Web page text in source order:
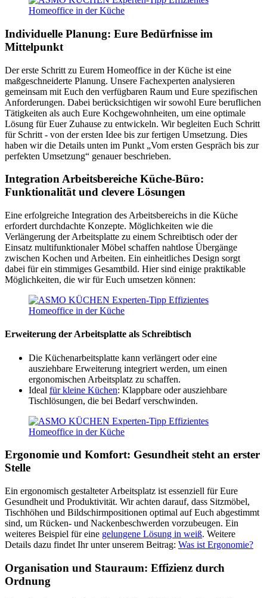
Individuelle Planung: Eure Bedürfnisse im
Mittelpunkt
Der erste Schritt zu Eurem Homeoffice in der Küche ist eine
maßgeschneiderte Planung. Unsere Fachexperten analysieren
gemeinsam mit Euch den verfügbaren Raum und Eure spezifischen
Anforderungen. Dabei berücksichtigen wir sowohl Eure beruflichen
Tätigkeiten als auch Eure Kochgewohnheiten, um eine optimale
Lösung für Euer Zuhause zu entwickeln. Wir begleiten Euch Schritt
für Schritt - von der ersten Idee bis zur fertigen Umsetzung. Dies
haben wir die Details unten im Punkt „Vom ersten Gespräch bis zur
perfekten Umsetzung“ genauer beschrieben.
Integration Arbeitsbereiche Küche-Büro:
Funktionalität und clevere Lösungen
Eine erfolgreiche Integration des Arbeitsbereichs in die Küche
erfordert durchdachte Konzepte. Möglichkeiten wie die
Verlängerung der Arbeitsplatte zu einem Schreibtisch oder der
Einsatz multifunktionaler Möbel schaffen nahtlose Übergänge
zwischen Kochen und Arbeiten. Ein einheitliches Design sorgt
dabei für ein stimmiges Gesamtbild. Hier sind einige praktikable
Möglichkeiten, die wir für Euch umsetzen können:
Erweiterung der Arbeitsplatte als Schreibtisch
Die Küchenarbeitsplatte kann verlängert oder eine
ausziehbare Erweiterung integriert werden, um einen
ergonomischen Arbeitsplatz zu schaffen.
Ideal für kleine Küchen: Klappbare oder ausziehbare
Tischlösungen, die bei Bedarf verschwinden.
Ergonomie und Komfort: Gesundheit steht an erster
Stelle
Ein ergonomisch gestalteter Arbeitsplatz ist essenziell für Eure
Gesundheit und Produktivität. Wir achten darauf, dass Sitzmöbel,
Tischhöhen und Bildschirmpositionen optimal auf Euch abgestimmt
sind, um Rücken- und Nackenbeschwerden vorzubeugen. Ein
weiteres Beispiel für eine gelungene Lösung in weiß. Weitere
Details dazu findet Ihr unter unserem Beitrag: Was ist Ergonomie?
Organisation und Stauraum: Effizienz durch
Ordnung